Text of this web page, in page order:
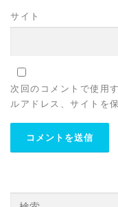
サイト
次回のコメントで使用
ルアドレス、サイトを